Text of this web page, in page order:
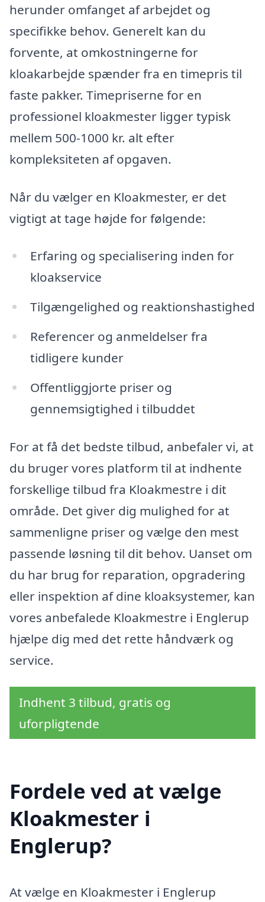
herunder omfanget af arbejdet og
specifikke behov. Generelt kan du
forvente, at omkostningerne for
kloakarbejde spænder fra en timepris til
faste pakker. Timepriserne for en
professionel kloakmester ligger typisk
mellem 500-1000 kr. alt efter
kompleksiteten af opgaven.
Når du vælger en Kloakmester, er det
vigtigt at tage højde for følgende:
Erfaring og specialisering inden for
kloakservice
Tilgængelighed og reaktionshastighed
Referencer og anmeldelser fra
tidligere kunder
Offentliggjorte priser og
gennemsigtighed i tilbuddet
For at få det bedste tilbud, anbefaler vi, at
du bruger vores platform til at indhente
forskellige tilbud fra Kloakmestre i dit
område. Det giver dig mulighed for at
sammenligne priser og vælge den mest
passende løsning til dit behov. Uanset om
du har brug for reparation, opgradering
eller inspektion af dine kloaksystemer, kan
vores anbefalede Kloakmestre i Englerup
hjælpe dig med det rette håndværk og
service.
Indhent 3 tilbud, gratis og
uforpligtende
Fordele ved at vælge
Kloakmester i
Englerup?
At vælge en Kloakmester i Englerup